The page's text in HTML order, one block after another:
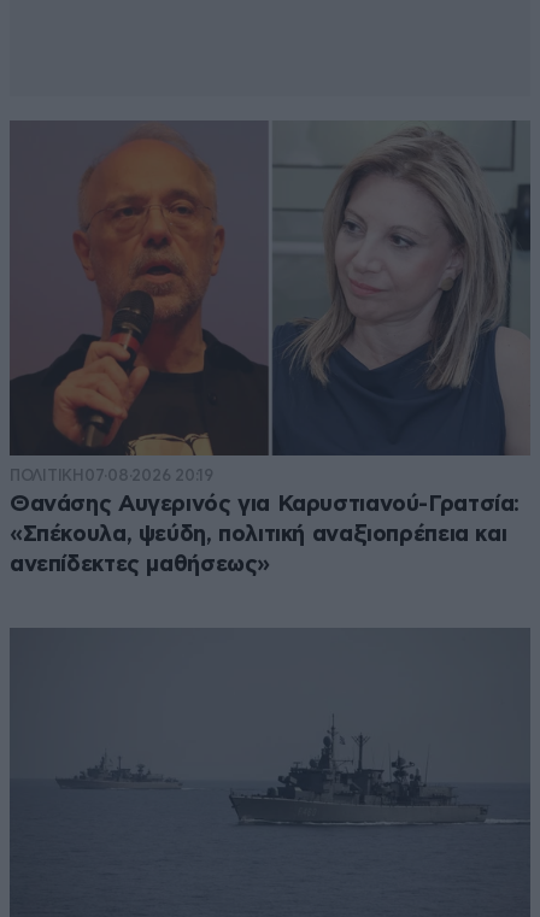
Σαν να το επιζητάς 06·09·2021 16:14
αυτό ... Τι , όχι ; τότε σώπαινε . Αλλιώς συνέχισε
κ εσύ ..
Απαντήστε
Και φυλακη 06·09·2021 14:57
ΌΧΙ μόνο παύση καθηκόντων!!!
ΠΟΛΙΤΙΚΗ 07·08·2026 20:19
Θανάσης Αυγερινός για Καρυστιανού-Γρατσία:
«Σπέκουλα, ψεύδη, πολιτική αναξιοπρέπεια και
ανεπίδεκτες μαθήσεως»